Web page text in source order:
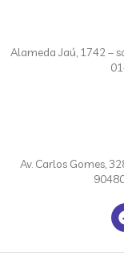
Alameda Jaú, 1742 –
Av. Carlos Gomes,